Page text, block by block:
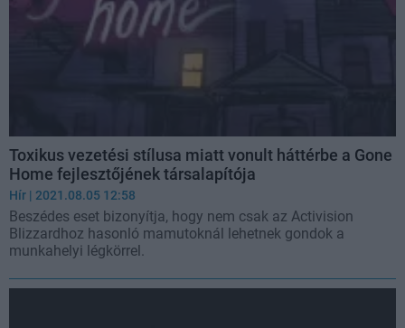
Toxikus vezetési stílusa miatt vonult háttérbe a Gone
Home fejlesztőjének társalapítója
Hír | 2021.08.05 12:58
Beszédes eset bizonyítja, hogy nem csak az Activision
Blizzardhoz hasonló mamutoknál lehetnek gondok a
munkahelyi légkörrel.